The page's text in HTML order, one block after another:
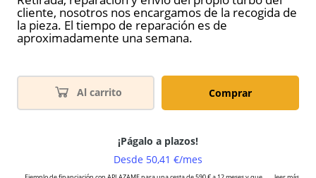
cliente, nosotros nos encargamos de la recogida de
la pieza. El tiempo de reparación es de
aproximadamente una semana.
Al carrito Comprar